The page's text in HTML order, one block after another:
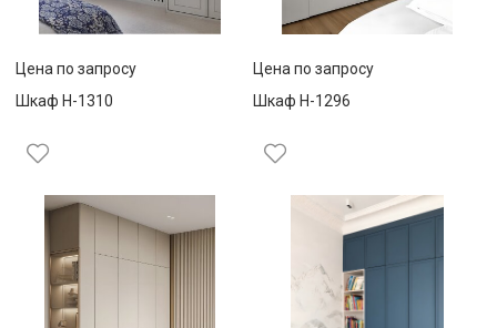
Цена по запросу
Шкаф Н-1310
Цена по запросу
Шкаф Н-1296